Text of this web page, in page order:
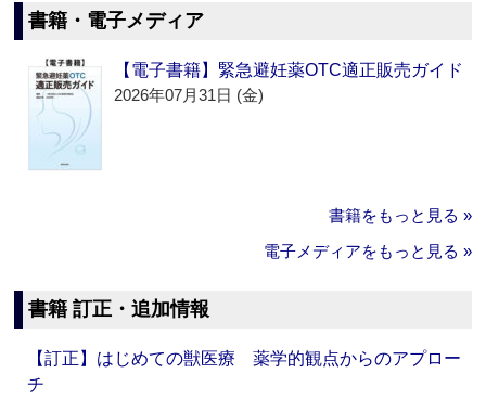
書籍・電子メディア
【電子書籍】緊急避妊薬OTC適正販売ガイド
2026年07月31日 (金)
書籍をもっと見る »
電子メディアをもっと見る »
書籍 訂正・追加情報
【訂正】はじめての獣医療 薬学的観点からのアプロー
チ